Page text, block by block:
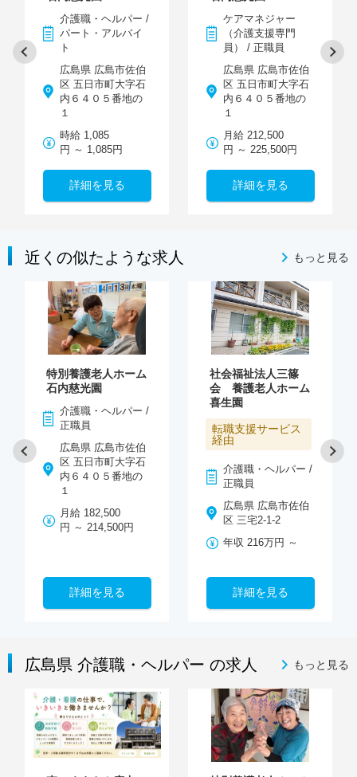
介護職・ヘルパー /
パート・アルバイ
ト
広島県 広島市佐伯
区 五日市町大字石
内６４０５番地の
１
時給 1,085
円 ～ 1,085円
詳細を見る
ケアマネジャー
（介護支援専門
員） / 正職員
広島県 広島市佐伯
区 五日市町大字石
内６４０５番地の
１
月給 212,500
円 ～ 225,500円
詳細を見る
近くの似たような求人 もっと見る
特別養護老人ホーム
石内慈光園
介護職・ヘルパー /
正職員
広島県 広島市佐伯
区 五日市町大字石
内６４０５番地の
１
月給 182,500
円 ～ 214,500円
詳細を見る
社会福祉法人三篠
会 養護老人ホーム
喜生園
転職支援サービス
経由
介護職・ヘルパー /
正職員
広島県 広島市佐伯
区 三宅2-1-2
年収 216万円 ～
詳細を見る
広島県 介護職・ヘルパー の求人 もっと見る